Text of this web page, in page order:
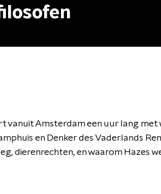
vanuit Amsterdam een uur lang met
en Denker des Vaderlands
dierenrechten, en waarom Hazes